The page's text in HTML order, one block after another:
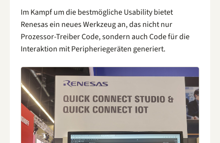
Im Kampf um die bestmögliche Usability bietet
Renesas ein neues Werkzeug an, das nicht nur
Prozessor-Treiber Code, sondern auch Code für die
Interaktion mit Peripheriegeräten generiert.